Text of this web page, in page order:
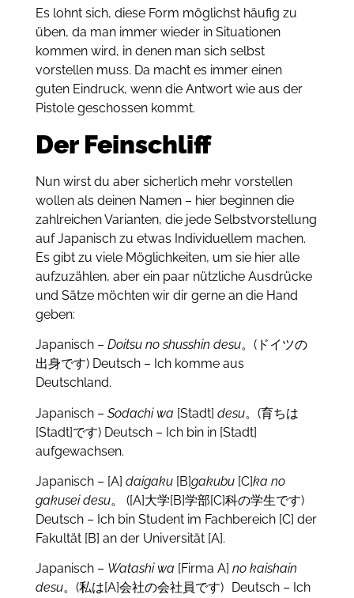
Es lohnt sich, diese Form möglichst häufig zu
üben, da man immer wieder in Situationen
kommen wird, in denen man sich selbst
vorstellen muss. Da macht es immer einen
guten Eindruck, wenn die Antwort wie aus der
Pistole geschossen kommt.
Der Feinschliff
Nun wirst du aber sicherlich mehr vorstellen
wollen als deinen Namen – hier beginnen die
zahlreichen Varianten, die jede Selbstvorstellung
auf Japanisch zu etwas Individuellem machen.
Es gibt zu viele Möglichkeiten, um sie hier alle
aufzuzählen, aber ein paar nützliche Ausdrücke
und Sätze möchten wir dir gerne an die Hand
geben:
Japanisch – Doitsu no shusshin desu。(ドイツの
出身です) Deutsch – Ich komme aus
Deutschland.
Japanisch – Sodachi wa [Stadt] desu。(育ちは
[Stadt]です) Deutsch – Ich bin in [Stadt]
aufgewachsen.
Japanisch – [A] daigaku [B]gakubu [C]ka no
gakusei desu。 ([A]大学[B]学部[C]科の学生です)
Deutsch – Ich bin Student im Fachbereich [C] der
Fakultät [B] an der Universität [A].
Japanisch – Watashi wa [Firma A] no kaishain
desu。(私は[A]会社の会社員です) Deutsch – Ich